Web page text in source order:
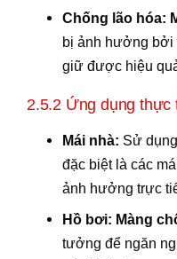
Chống lão hóa:
bị ảnh hưởng bởi
giữ được hiệu
2.5.2 Ứng dụng thực
Mái nhà: Sử
đặc biệt là các
ảnh hưởng trực
Hồ bơi: Màng
tưởng để ngăn